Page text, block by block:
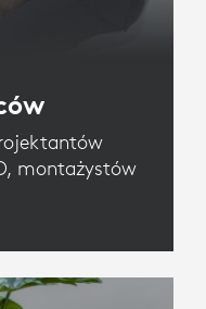
montażystów